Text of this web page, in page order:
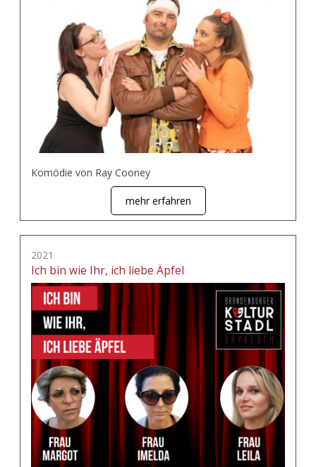
Komödie von Ray Cooney
mehr erfahren
2021
Ich bin wie Ihr, ich liebe Äpfel